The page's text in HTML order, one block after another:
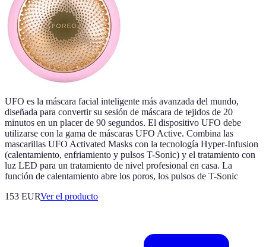
UFO es la máscara facial inteligente más avanzada del mundo,
diseñada para convertir su sesión de máscara de tejidos de 20
minutos en un placer de 90 segundos. El dispositivo UFO debe
utilizarse con la gama de máscaras UFO Active. Combina las
mascarillas UFO Activated Masks con la tecnología Hyper-Infusion
(calentamiento, enfriamiento y pulsos T-Sonic) y el tratamiento con
luz LED para un tratamiento de nivel profesional en casa. La
función de calentamiento abre los poros, los pulsos de T-Sonic
153 EURVer el producto